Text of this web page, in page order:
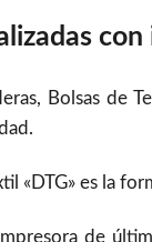
Bolsas de
«DTG» es la
de